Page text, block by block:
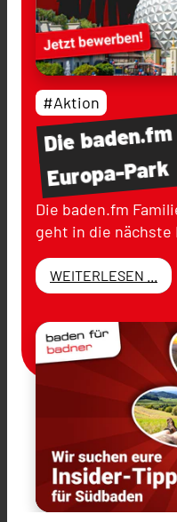
Diebaden.fm
Europa-Park
#Aktion
Die baden.fm
geht in die
WEITERLESEN ...